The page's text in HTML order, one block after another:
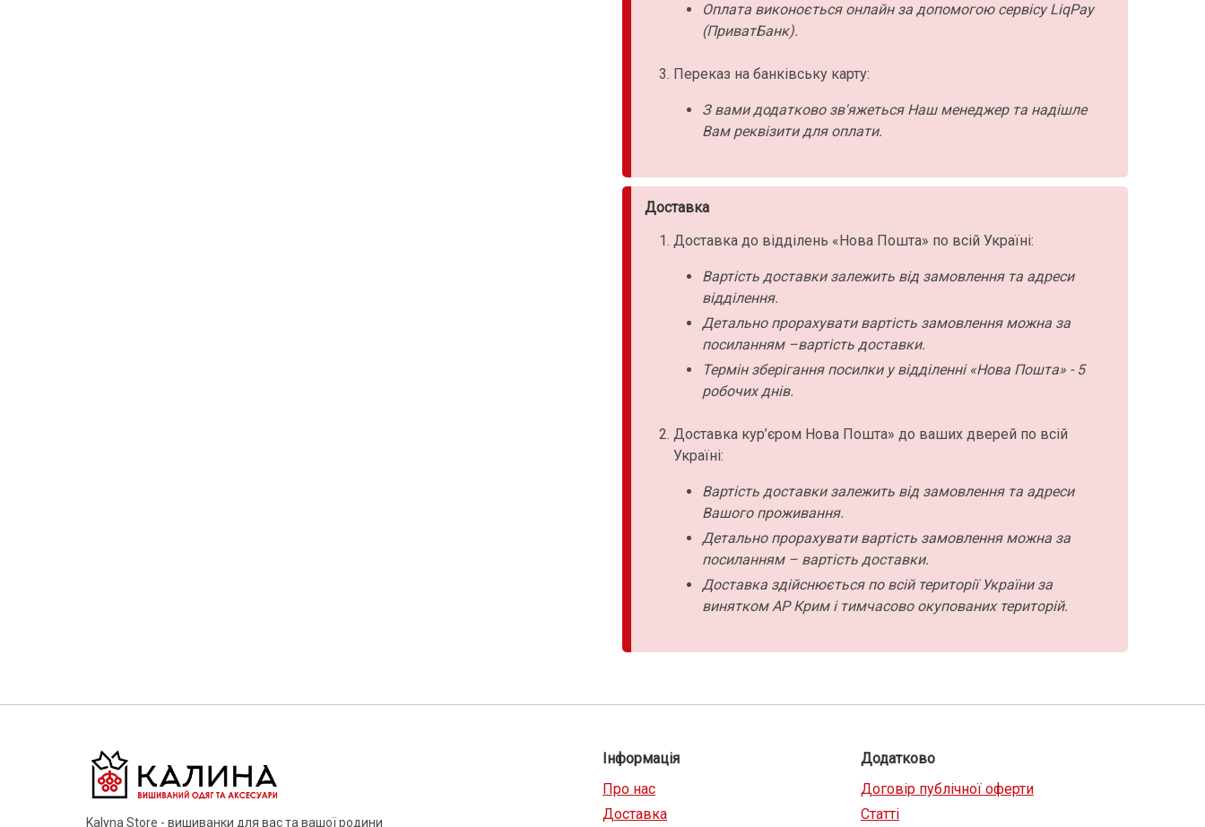
Оплата виконоється онлайн за допомогою сервісу LiqPay
(ПриватБанк).
Переказ на банківську карту:
З вами додатково зв'яжеться Наш менеджер та надішле
Вам реквізити для оплати.
Доставка
Доставка до відділень «Нова Пошта» по всій Україні:
Вартість доставки залежить від замовлення та адреси
відділення.
Детально прорахувати вартість замовлення можна за
посиланням –вартість доставки.
Термін зберігання посилки у відділенні «Нова Пошта» - 5
робочих днів.
Доставка кур’єром Нова Пошта» до ваших дверей по всій
Україні:
Вартість доставки залежить від замовлення та адреси
Вашого проживання.
Детально прорахувати вартість замовлення можна за
посиланням – вартість доставки.
Доставка здійснюється по всій території України за
винятком АР Крим і тимчасово окупованих територій.
Kalyna Store - вишиванки для вас та вашої родини
Інформація
Про нас
Доставка
Додатково
Договір публічної оферти
Статті